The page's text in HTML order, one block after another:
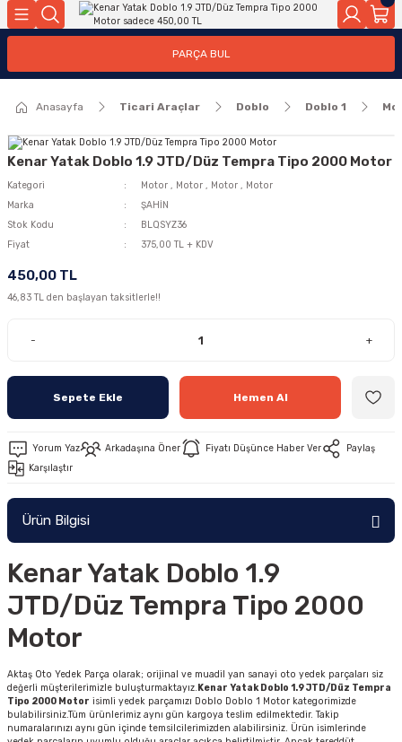
Geri Dön
Geri Dön
PARÇA BUL
Anasayfa Ticari Araçlar Doblo Doblo 1
Kenar Yatak Doblo 1.9 JTD/Düz Tempra Tipo 2000 Motor
Kategori Motor , Motor , Motor , Motor
Marka
ŞAHİN
Stok Kodu
BLQSYZ36
Fiyat
375,00 TL + KDV
450,00 TL
46,83 TL den başlayan taksitlerle!!
- +
Sepete Ekle Hemen Al
Yorum Yaz Arkadaşına Öner Fiyatı Düşünce Haber Ver
Paylaş
Karşılaştır
Ürün Bilgisi
Kenar Yatak Doblo 1.9
JTD/Düz Tempra Tipo 2000
Motor
Aktaş Oto Yedek Parça olarak; orijinal ve muadil yan sanayi oto yedek parçaları siz
değerli müşterilerimizle buluşturmaktayız.Kenar Yatak Doblo 1.9 JTD/Düz Tempra
Tipo 2000 Motor isimli yedek parçamızı Doblo Doblo 1 Motor kategorimizde
bulabilirsiniz.Tüm ürünlerimiz aynı gün kargoya teslim edilmektedir. Takip
numaralarınızı aynı gün içinde temsilcilerimizden alabilirsiniz. Ürün isimlerinde